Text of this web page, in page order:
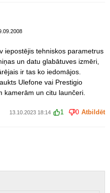
iepostējis tehniskos parametrus
un datu glabātuves izmēri,
ir tas ko iedomājos.
Ulefone vai Prestigio
kamerām un citu launčeri.
13.10.2023 18:14 1 0 Atbildēt